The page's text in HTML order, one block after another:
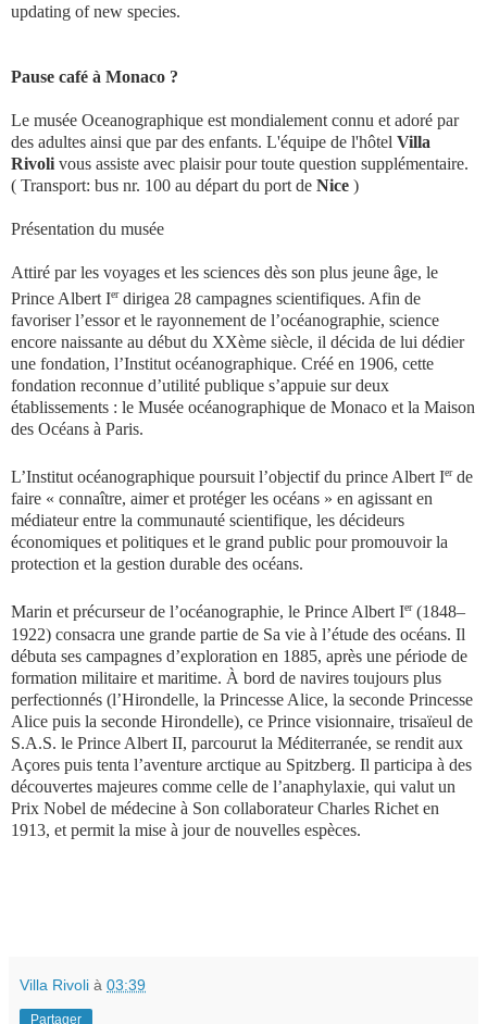
updating of new species.
Pause café à Monaco ?
Le musée Oceanographique est mondialement connu et adoré par
des adultes ainsi que par des enfants. L'équipe de l'hôtel Villa
Rivoli vous assiste avec plaisir pour toute question supplémentaire.
( Transport: bus nr. 100 au départ du port de Nice )
Présentation du musée
Attiré par les voyages et les sciences dès son plus jeune âge, le
Prince Albert Ierdirigea 28 campagnes scientifiques. Afin de
favoriser l’essor et le rayonnement de l’océanographie, science
encore naissante au début du XXème siècle, il décida de lui dédier
une fondation, l’Institut océanographique. Créé en 1906, cette
fondation reconnue d’utilité publique s’appuie sur deux
établissements : le Musée océanographique de Monaco et la Maison
des Océans à Paris.
L’Institut océanographique poursuit l’objectif du prince Albert Ierde
faire « connaître, aimer et protéger les océans » en agissant en
médiateur entre la communauté scientifique, les décideurs
économiques et politiques et le grand public pour promouvoir la
protection et la gestion durable des océans.
Marin et précurseur de l’océanographie, le Prince Albert Ier(1848–
1922) consacra une grande partie de Sa vie à l’étude des océans. Il
débuta ses campagnes d’exploration en 1885, après une période de
formation militaire et maritime. À bord de navires toujours plus
perfectionnés (l’Hirondelle, la Princesse Alice, la seconde Princesse
Alice puis la seconde Hirondelle), ce Prince visionnaire, trisaïeul de
S.A.S. le Prince Albert II, parcourut la Méditerranée, se rendit aux
Açores puis tenta l’aventure arctique au Spitzberg. Il participa à des
découvertes majeures comme celle de l’anaphylaxie, qui valut un
Prix Nobel de médecine à Son collaborateur Charles Richet en
1913, et permit la mise à jour de nouvelles espèces.
Villa Rivoli à 03:39
Partager